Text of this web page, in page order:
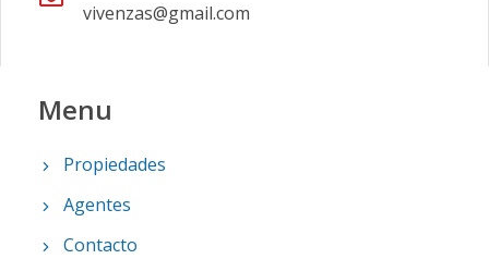
vivenzas@gmail.com
Menu
Propiedades
Agentes
Contacto